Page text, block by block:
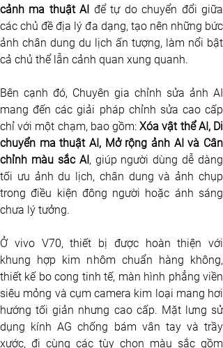
cảnh ma thuật AI để tự do chuyển đổi giữa
các chủ đề địa lý đa dạng, tạo nên những bức
ảnh chân dung du lịch ấn tượng, làm nổi bật
cả chủ thể lẫn cảnh quan xung quanh.
Bên cạnh đó, Chuyên gia chỉnh sửa ảnh AI
mang đến các giải pháp chỉnh sửa cao cấp
chỉ với một chạm, bao gồm: Xóa vật thể AI, Di
chuyển ma thuật AI, Mở rộng ảnh AI và Cân
chỉnh màu sắc AI, giúp người dùng dễ dàng
tối ưu ảnh du lịch, chân dung và ảnh chụp
trong điều kiện đông người hoặc ánh sáng
chưa lý tưởng.
Ở vivo V70, thiết bị được hoàn thiện với
khung hợp kim nhôm chuẩn hàng không,
thiết kế bo cong tinh tế, màn hình phẳng viền
siêu mỏng và cụm camera kim loại mang hơi
hướng tối giản nhưng cao cấp. Mặt lưng sử
dụng kính AG chống bám vân tay và trầy
xước, đi cùng các tùy chọn màu sắc gồm